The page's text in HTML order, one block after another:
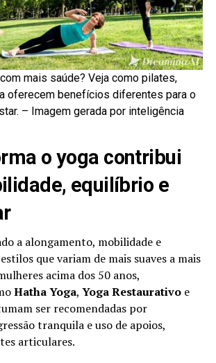
mais saúde? Veja como pilates,
oferecem benefícios diferentes para o
– Imagem gerada por inteligência
o yoga contribui
equilíbrio e
a alongamento, mobilidade e
que variam de mais suaves a mais
acima dos 50 anos,
Hatha Yoga, Yoga Restaurativoe
ser recomendadas por
tranquila e uso de apoios,
articulares.